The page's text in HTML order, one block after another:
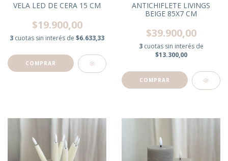
VELA LED DE CERA 15 CM
$19.900,00
3 cuotas sin interés de $6.633,33
ANTICHIFLETE LIVINGS
BEIGE 85X7 CM
$39.900,00
3 cuotas sin interés de
$13.300,00